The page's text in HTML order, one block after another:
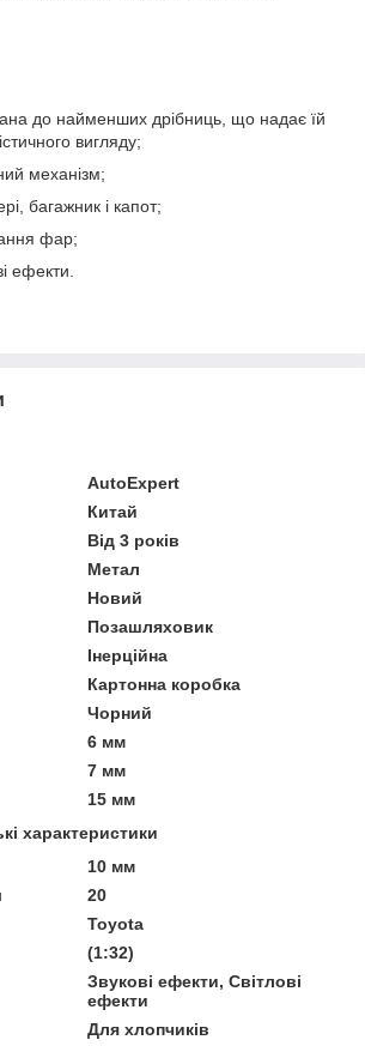
до найменших дрібниць, що надає їй
вигляду;
механізм;
багажник і капот;
фар;
ефекти.
AutoExpert
Китай
Від 3 років
Метал
Новий
Позашляховик
Інерційна
Картонна коробка
Чорний
6 мм
7 мм
15 мм
характеристики
10 мм
20
Toyota
(1:32)
Звукові ефекти, Світлові
ефекти
Для хлопчиків